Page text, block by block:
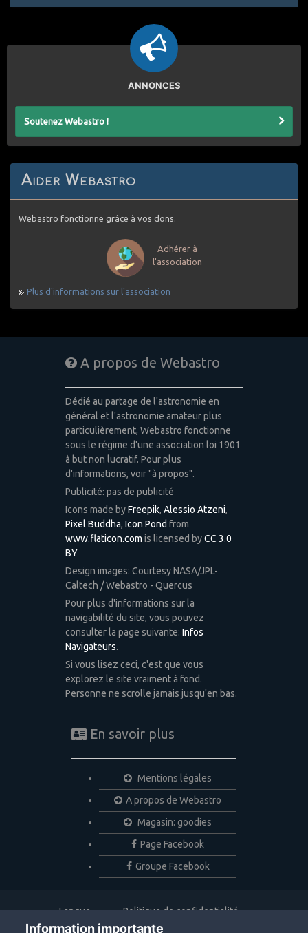
ANNONCES
Soutenez Webastro !
Aider Webastro
Webastro fonctionne grâce à vos dons.
Adhérer à
l'association
Plus d'informations sur l'association
A propos de Webastro
Dédié au partage de l'astronomie en
général et l'astronomie amateur plus
particulièrement, Webastro fonctionne
sous le régime d'une association loi 1901
à but non lucratif. Pour plus
d'informations, voir "à propos".
Publicité: pas de publicité
Icons made byFreepik, Alessio Atzeni,
Pixel Buddha, Icon Pond from
www.flaticon.com is licensed byCC 3.0
BY
Design images: Courtesy NASA/JPL-
Caltech / Webastro - Quercus
Pour plus d'informations sur la
navigabilité du site, vous pouvez
consulter la page suivante: Infos
Navigateurs.
Si vous lisez ceci, c'est que vous
explorez le site vraiment à fond.
Personne ne scrolle jamais jusqu'en bas.
En savoir plus
Mentions légales
A propos de Webastro
Magasin: goodies
Page Facebook
Groupe Facebook
Langue
Politique de confidentialité
Nous contacter
Information importante